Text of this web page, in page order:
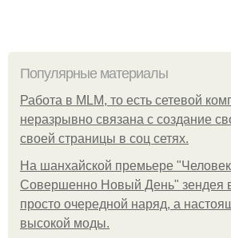
Популярные материалы
Работа в MLM, то есть сетевой
неразрывно связана с создание
своей страницы в соц сетях.
На шанхайской премьере
Совершенно Новый День" зендея
просто очередной наряд, а
высокой моды.